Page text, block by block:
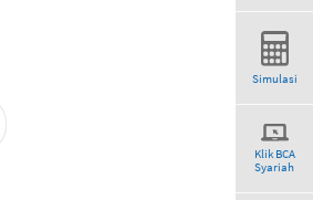
Simulasi
Klik BCA
Syariah